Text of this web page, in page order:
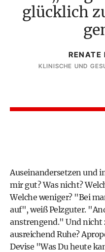
glücklich
RENATE
KLINISCHE UND
Auseinandersetzen und
mir gut? Was nicht?
Welche weniger? "Bei
auf", weiß Pelzguter.
anstrengend." Und nicht
ausreichend Ruhe?
Devise "Was Du heute